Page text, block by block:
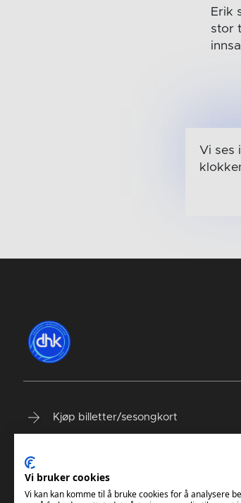
Erik
stor
Vi ses i
Kjøp billetter/sesongkort
DHK Terminliste
Vi bruker cookies
Vi kan kan komme til å bruke cookies for å analysere